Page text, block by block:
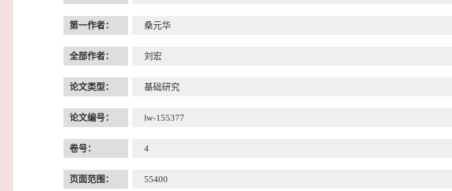
第一作者： 桑元华
全部作者： 刘宏
论文类型： 基础研究
论文编号： lw-155377
卷号： 4
页面范围： 55400